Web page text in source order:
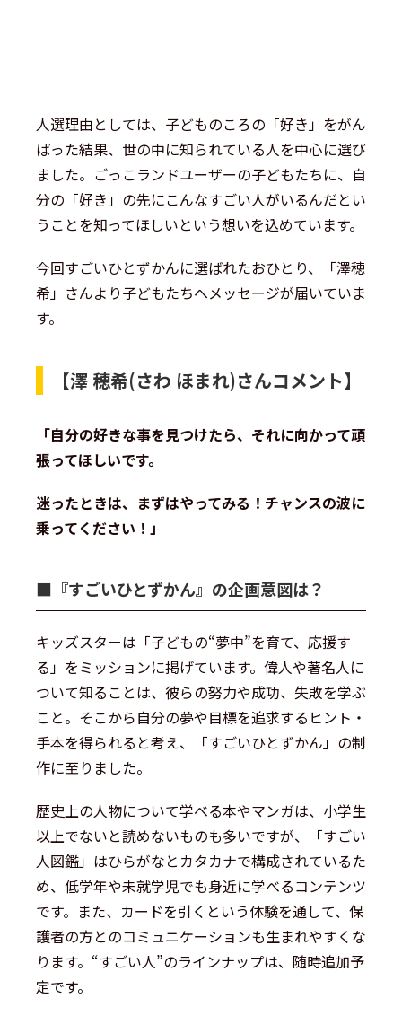
人選理由としては、子どものころの「好き」をがん
ばった結果、世の中に知られている人を中心に選び
ました。ごっこランドユーザーの子どもたちに、自
分の「好き」の先にこんなすごい人がいるんだとい
うことを知ってほしいという想いを込めています。
今回すごいひとずかんに選ばれたおひとり、「澤穂
希」さんより子どもたちへメッセージが届いていま
す。
【澤 穂希(さわ ほまれ)さんコメント】
「自分の好きな事を見つけたら、それに向かって頑
張ってほしいです。
迷ったときは、まずはやってみる！チャンスの波に
乗ってください！」
■『すごいひとずかん』の企画意図は？
キッズスターは「子どもの“夢中”を育て、応援す
る」をミッションに掲げています。偉人や著名人に
ついて知ることは、彼らの努力や成功、失敗を学ぶ
こと。そこから自分の夢や目標を追求するヒント・
手本を得られると考え、「すごいひとずかん」の制
作に至りました。
歴史上の人物について学べる本やマンガは、小学生
以上でないと読めないものも多いですが、「すごい
人図鑑」はひらがなとカタカナで構成されているた
め、低学年や未就学児でも身近に学べるコンテンツ
です。また、カードを引くという体験を通して、保
護者の方とのコミュニケーションも生まれやすくな
ります。“すごい人”のラインナップは、随時追加予
定です。